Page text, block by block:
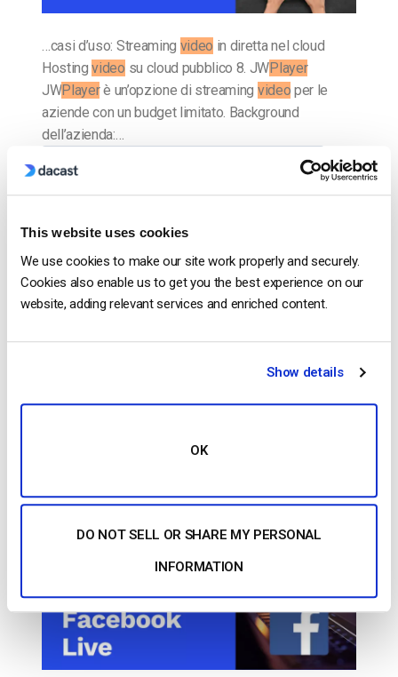
This website uses cookies
We use cookies to make our site work properly and securely.
Cookies also enable us to get you the best experience on our
website, adding relevant services and enriched content.
Show details
OK
DO NOT SELL OR SHARE MY PERSONAL
INFORMATION
…casi d’uso: Streaming video in diretta nel cloud
Hostingvideo su cloud pubblico 8. JWPlayer
JWPlayerè un’opzione di streaming video per le
aziende con un budget limitato. Background
dell’azienda:…
CONTINUA A LEGGERE →
Inserito inIl blog degli esperti di video dacast
Il blog degli esperti di video
dacast
Confronto tra YouTube Live e Facebook